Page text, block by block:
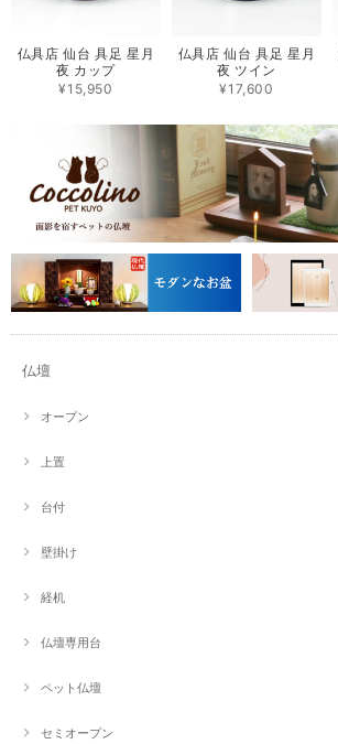
仏具店 仙台 具足 星月
夜 カップ
¥15,950
仏具店 仙台 具足 星月
夜 ツイン
¥17,600
仏壇
オープン
上置
台付
壁掛け
経机
仏壇専用台
ペット仏壇
セミオープン